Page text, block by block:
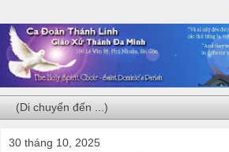
30 tháng 10, 2025